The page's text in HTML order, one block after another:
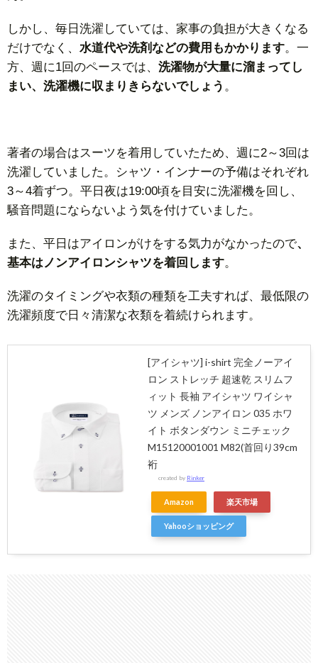
しかし、毎日洗濯していては、家事の負担が大きくなる
だけでなく、 水道代や洗剤などの費用もかかります。一
方、週に1回のペースでは、 洗濯物が大量に溜まってし
まい、洗濯機に収まりきらないでしょう 。
著者の場合はスーツを着用していたため、週に2～3回は
洗濯していました。シャツ・インナーの予備はそれぞれ
3～4着ずつ。平日夜は19:00頃を目安に洗濯機を回し、
騒音問題にならないよう気を付けていました。
また、平日はアイロンがけをする気力がなかったので、
基本はノンアイロンシャツを着回します。
洗濯のタイミングや衣類の種類を工夫すれば、最低限の
洗濯頻度で日々清潔な衣類を着続けられます。
[アイシャツ] i-shirt 完全ノーアイ
ロン ストレッチ 超速乾 スリムフ
ィット 長袖 アイシャツ ワイシャ
ツ メンズ ノンアイロン 035 ホワ
イト ボタンダウン ミニチェック
M15120001001 M82(首回り39cm
裄
created by Rinker
Amazon 楽天市場
Yahooショッピング